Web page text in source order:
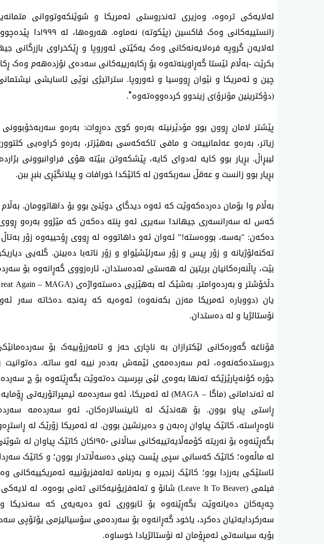
لەلایەکی ترەوە، وەزیری تەندروستی ئەمریکا و شوێنکەوتووانی
زانستییەکانی وەک ڤاکسین
لەلایەن گروپە فرەلایەنەکانی وەک یەکێتی ئەوروپا و ڕێکخراوی بازرگانی
بکرێت -بەڵام ئێستا گەڕاوینەتەوە بۆ ڕکابەرییەکانی سەدەی نۆزدەهەم وەک
چین و ئەمریکا و نێوان ڕووسیا و ئەوروپا. ستراتیژی نوێی ئاسایشی
(دۆکترینین مۆنرۆ)ی زیندوو کردەووەتەوە*
.
پێشتر لامان ڕوون بوو مۆدێرنیتە بەرەو کوێ دەڕوات: بەرەو
زیاتر، بەرەو عەلمانییەت و مافی تاکەکەسی بەهێزتر، بەرەو کراوەیی
لیبڕاڵ. بڕیار بوو کایە لەدوای کایە، پێشکەوتن ببێتە هۆی فراوانبوونی
بڕیار بوو زانست و عەقڵ سەربکەون لە کاتێکدا خورافات و پیلانگێڕی بنبڕ ببن.
بەڵام وا بۆمان دەردەکەوێت کە ئەوە دیدگای دوێنێ بوو بۆ داهاتوومان. بەڵام
کەس لە سەرانسەری جیهاندا سەیری ئەو پنتە دەکەن کە مێژوو بەرەو
دەکەن: "بەسە، بووەستە!" ئەوان ئەو داهاتووە لە ڕووی ڕۆحییەوە زۆر بەتاڵ
تەکنەلۆژیانە و زۆر پیس و زۆر سەرلێشێواو و زۆر ناتەبا دەبینن. گلەیی
بێت، پاڵنەرەکانیان بریتین لە هەستی لەدەستدان، ئارەزووی گەڕانەوە بۆ
دڵخۆشتر و بەردەوامتر. بەشێک لە بەهێزیی دەستەواژەی (Again – MAGA
یان (دووبارە ئەمریکا مەزن بکەنەوە) ئەوەیە کە پەنجە دەخاتە سەر
نۆستالژیا و لە دەستدان.
قۆناغە گەورەکانی لێکترازان بە ناچاری حەز و تامەزرۆییەک بۆ
دروستدەکەنەوە، ئەم سەردەمەی ئێمەش بەدەر نییە لەو ساتە.
جۆرە کۆنەپارێزێکە تەنها بەوەی لێی بپرسیت دەتەوێت بگەڕێتەوە بۆ چ
لە ئەندامانی(ماگا –MAGA) لە ئەمریکا، ئەو سەردەمە ئیمپراتۆریەتی
ڕاستی پیاو بوون. بۆ هەندێک لە ئایینسالارەکان، ئەو سەردەمە
ناوەڕاستە، کاتێک پیاوان ڕەبەن و دەیرنشین بوون. لە ئەمریکا زۆرێک لە
بگەڕێنەوە بۆ نەریتە کۆمەڵایەتییەکانی ساڵانی
لە ماڵەوە؛ کاتێک کەسانی سپی پێست چینی دەسەڵاتدار بوون؛ و کاتێک
ئاستێکی بەرزدا بوو؛ کاتێک زنجیرە و بەرنامە تەلەفزیۆنییە ئەمریکییەکانی
فیلمی (Leave It To Beaver
)شانۆ و تەلەفزیۆنیەکانی تەنی بوەوە. لە
چەپەکان دەیانەوێت بگەڕێنەوە بۆ ئابووری ئەو دەیەیەی کە سەندیکا
سەرکردایەتیان دەکرد، یاخود گەڕانەوە بۆ سەردەمی سۆسیالیزمی یۆتۆپی
بۆیە سیاسەتی ئەمڕۆمان لە نۆستالژیادا خوساوە.